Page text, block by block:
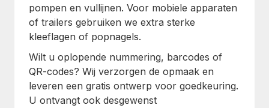
pompen en vullijnen. Voor mobiele apparaten
of trailers gebruiken we extra sterke
kleeflagen of popnagels.
Wilt u oplopende nummering, barcodes of
QR-codes? Wij verzorgen de opmaak en
leveren een gratis ontwerp voor goedkeuring.
U ontvangt ook desgewenst